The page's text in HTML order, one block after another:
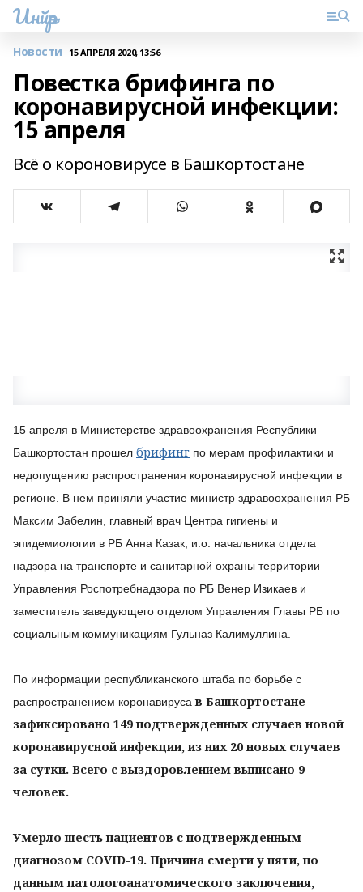
Инйәр
Новости 15 АПРЕЛЯ 2020, 13:56
Повестка брифинга по
коронавирусной инфекции:
15 апреля
Всё о короновирусе в Башкортостане
15 апреля в Министерстве здравоохранения Республики
Башкортостан прошел брифинг по мерам профилактики и
недопущению распространения коронавирусной инфекции в
регионе. В нем приняли участие министр здравоохранения РБ
Максим Забелин, главный врач Центра гигиены и
эпидемиологии в РБ Анна Казак, и.о. начальника отдела
надзора на транспорте и санитарной охраны территории
Управления Роспотребнадзора по РБ Венер Изикаев и
заместитель заведующего отделом Управления Главы РБ по
социальным коммуникациям Гульназ Калимуллина.
По информации республиканского штаба по борьбе с
распространением коронавирусав Башкортостане
зафиксировано 149 подтвержденных случаев новой
коронавирусной инфекции, из них 20 новых случаев
за сутки. Всего с выздоровлением выписано 9
человек.
Умерло шесть пациентов с подтвержденным
диагнозом COVID-19. Причина смерти у пяти, по
данным патологоанатомического заключения,